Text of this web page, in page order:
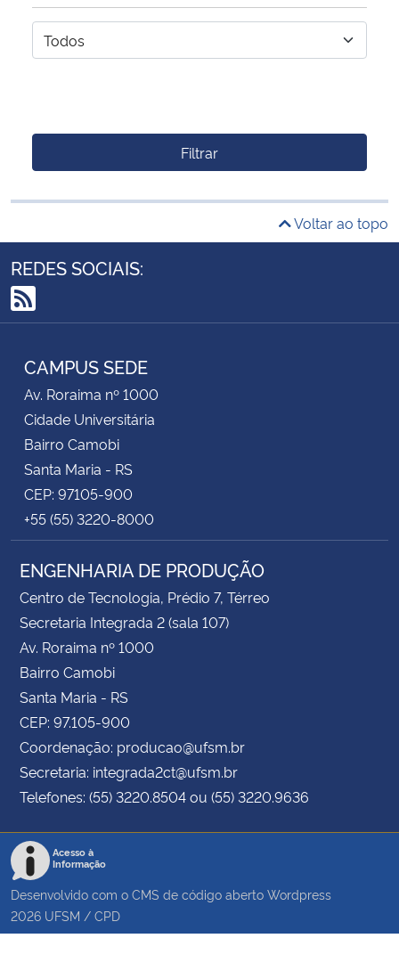
Filtrar
Voltar ao topo
REDES SOCIAIS:
RSS
CAMPUS SEDE
Av. Roraima nº 1000
Cidade Universitária
Bairro Camobi
Santa Maria - RS
CEP: 97105-900
+55 (55) 3220-8000
ENGENHARIA DE PRODUÇÃO
Centro de Tecnologia, Prédio 7, Térreo
Secretaria Integrada 2 (sala 107)
Av. Roraima nº 1000
Bairro Camobi
Santa Maria - RS
CEP: 97.105-900
Coordenação: producao@ufsm.br
Secretaria: integrada2ct@ufsm.br
Telefones: (55) 3220.8504 ou (55) 3220.9636
Acesso à
Informação
Desenvolvido com o CMS de código aberto Wordpress
2026 UFSM / CPD